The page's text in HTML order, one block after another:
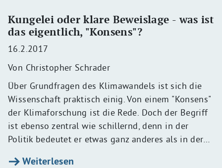
Kungelei oder klare Beweislage - was ist
das eigentlich, "Konsens"?
16.2.2017
Von Christopher Schrader
Über Grundfragen des Klimawandels ist sich die
Wissenschaft praktisch einig. Von einem "Konsens"
der Klimaforschung ist die Rede. Doch der Begriff
ist ebenso zentral wie schillernd, denn in der
Politik bedeutet er etwas ganz anderes als in der…
Weiterlesen